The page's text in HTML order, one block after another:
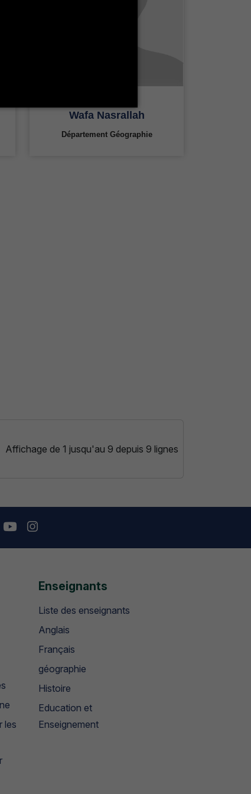
Wafa Nasrallah
Département Géographie
Affichage de 1 jusqu'au 9 depuis 9 lignes
les
Enseignants
Liste des enseignants
Anglais
Français
géographie
Histoire
Education et
Enseignement